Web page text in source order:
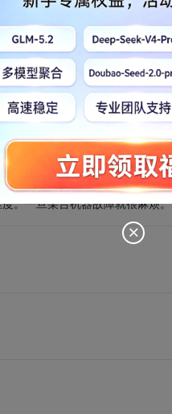
。一旦某台机器故障就很麻烦。